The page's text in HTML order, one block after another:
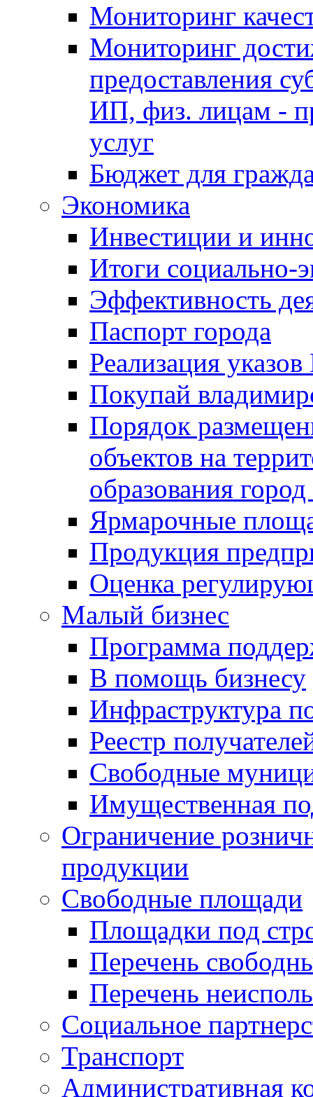
Мониторинг
Мониторинг
предоставления
ИП, физ. лицам -
услуг
Бюджет для
Экономика
Инвестиции и
Итоги социально-
Эффективность
Паспорт города
Реализация
Покупай
Порядок
объектов на
образования
Ярмарочные
Продукция
Оценка
Малый бизнес
Программа
В помощь бизнесу
Инфраструктура
Реестр
Свободные
Имущественная
Ограничение
продукции
Свободные площади
Площадки под
Перечень
Перечень
Социальное
Транспорт
Административная